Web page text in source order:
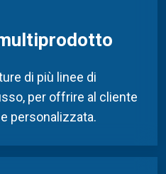
di più linee di
per offrire al cliente
personalizzata.